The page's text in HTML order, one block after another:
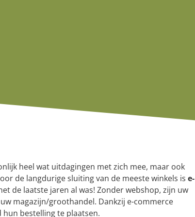
heel wat uitdagingen met zich mee, maar ook
de langdurige sluiting van de meeste winkels is e-
de laatste jaren al was! Zonder webshop, zijn uw
magazijn/groothandel. Dankzij e-commerce
bestelling te plaatsen.